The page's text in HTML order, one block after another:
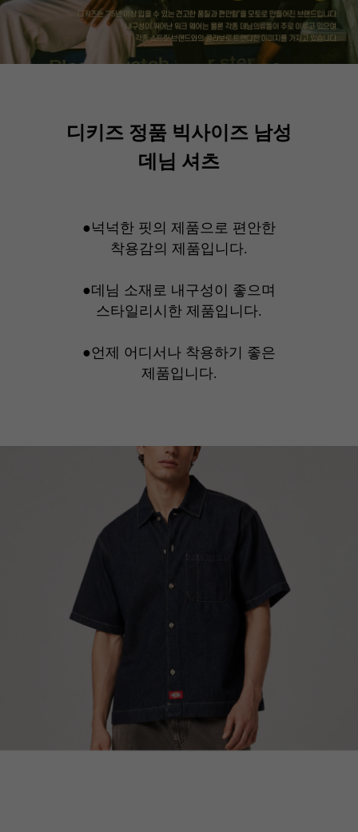
디키즈 정품 빅사이즈 남성
데님 셔츠
●넉넉한 핏의 제품으로 편안한
착용감의 제품입니다.
●데님 소재로 내구성이 좋으며
스타일리시한 제품입니다.
●언제 어디서나 착용하기 좋은
제품입니다.